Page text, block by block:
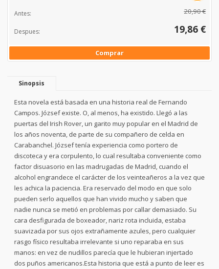
Antes: 20,90 €
Despues: 19,86 €
Comprar
Sinopsis
Esta novela está basada en una historia real de Fernando
Campos. József existe. O, al menos, ha existido. Llegó a las
puertas del Irish Rover, un garito muy popular en el Madrid de
los años noventa, de parte de su compañero de celda en
Carabanchel. József tenía experiencia como portero de
discoteca y era corpulento, lo cual resultaba conveniente como
factor disuasorio en las madrugadas de Madrid, cuando el
alcohol engrandece el carácter de los veinteañeros a la vez que
les achica la paciencia. Era reservado del modo en que solo
pueden serlo aquellos que han vivido mucho y saben que
nadie nunca se metió en problemas por callar demasiado. Su
cara desfigurada de boxeador, nariz rota incluida, estaba
suavizada por sus ojos extrañamente azules, pero cualquier
rasgo físico resultaba irrelevante si uno reparaba en sus
manos: en vez de nudillos parecía que le hubieran injertado
dos puños americanos.Esta historia que está a punto de leer es